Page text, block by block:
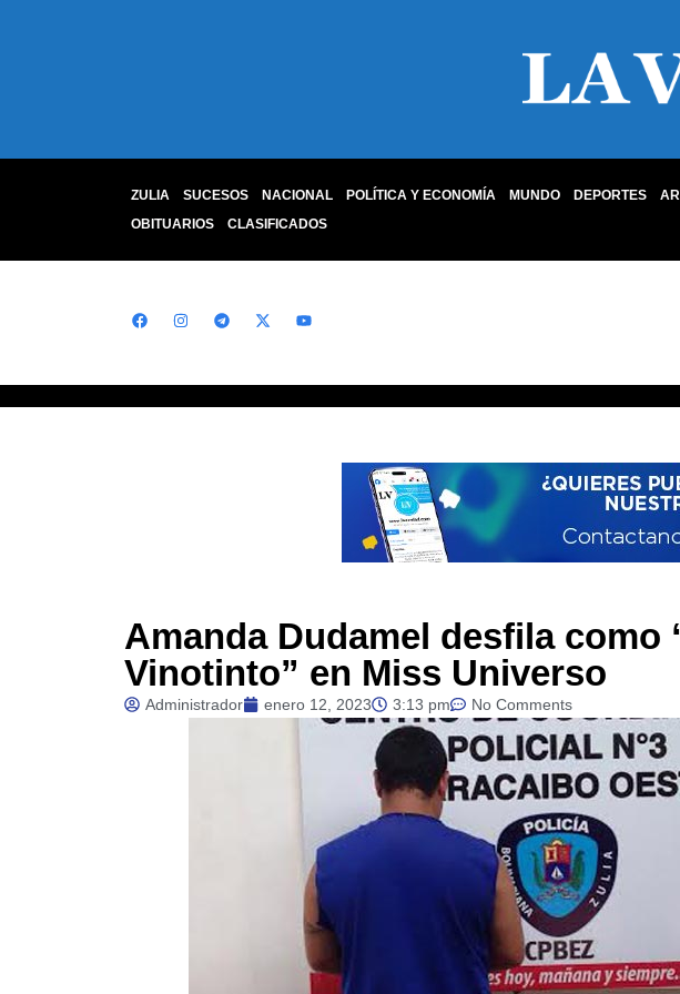
ZULIA SUCESOS NACIONAL POLÍTICA Y ECONOMÍA MUNDO DEPORTES
OBITUARIOS
CLASIFICADOS
Amanda Dudamel desfila como
Vinotinto” en Miss Universo
Administrador enero 12, 2023 3:13 pm No Comments